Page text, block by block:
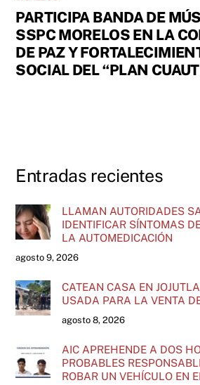
PARTICIPA BANDA DE
SSPC MORELOS EN LA
DE PAZ Y
SOCIAL DEL “PLAN
Entradas recientes
LLAMAN AUTORIDADES
IDENTIFICAR SÍNTOMAS
LA AUTOMEDICACIÓN
agosto 9, 2026
CATEAN CASA EN
USADA PARA LA VENTA
agosto 8, 2026
AIC APREHENDE A DOS
PROBABLES
ROBAR UN VEHÍCULO EN